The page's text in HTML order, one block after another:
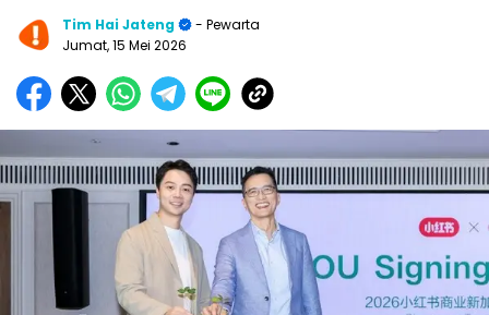
Tim Hai Jateng
- Pewarta
Jumat, 15 Mei 2026